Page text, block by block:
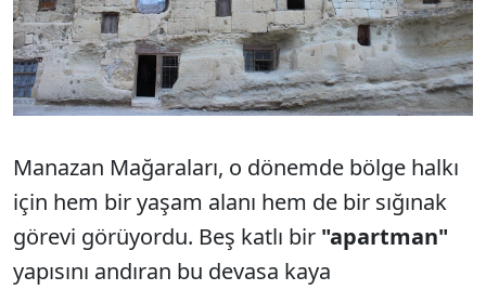
Manazan Mağaraları, o dönemde bölge halkı
için hem bir yaşam alanı hem de bir sığınak
görevi görüyordu. Beş katlı bir "apartman"
yapısını andıran bu devasa kaya